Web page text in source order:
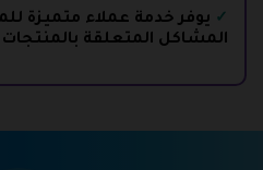
يوفر خدمة عملاء متميزة
المشاكل المتعلقة بالمنتجات